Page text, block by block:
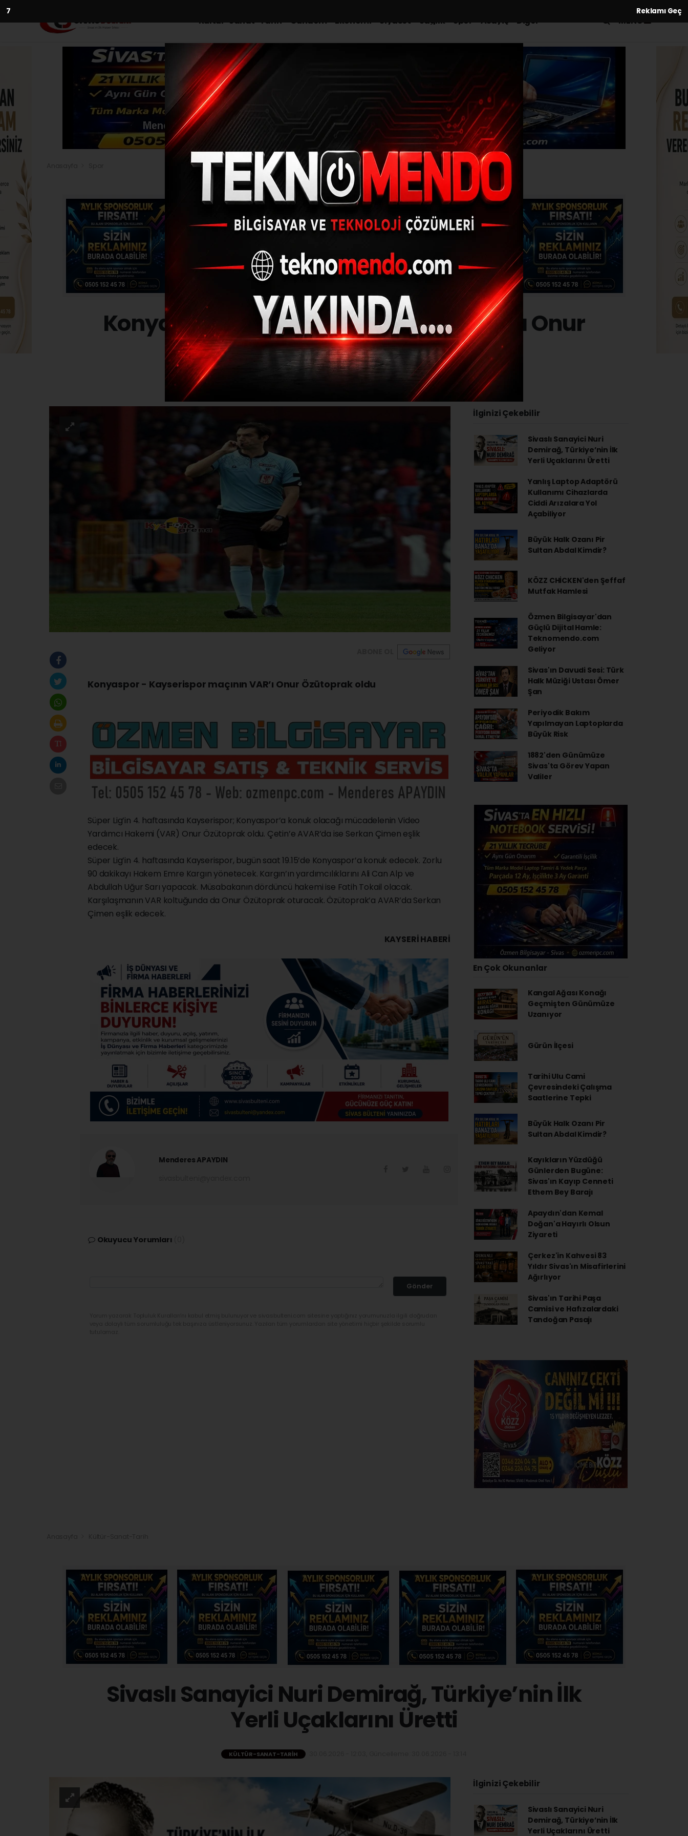
5 Reklamı Geç
Kültür-Sanat-Tarih Gündem Ekonomi Siyaset Sağlık Spor Asayiş Diğer MENÜ
Konyaspor - Kayserispor maçının VAR’ı Onur
Özütoprak oldu
(İHA) - İhlas Haber Ajansı | 31.08.2024 - 14:01, Güncelleme: 31.08.2024 - 13:49
Konyaspor - Kayserispor maçının VAR’ı Onur Özütoprak oldu
Süper Lig’in 4. haftasında Kayserispor; Konyaspor’a konuk olacağı mücadelenin Video
Yardımcı Hakemi (VAR) Onur Özütoprak oldu. Çetin’e AVAR’da ise Serkan Çimen eşlik
edecek.
Süper Lig’in 4. haftasında Kayserispor, bugün saat 19.15’de Konyaspor’a konuk edecek. Zorlu
90 dakikayı Hakem Emre Kargın yönetecek. Kargın’ın yardımcılıklarını Ali Can Alp ve
Abdullah Uğur Sarı yapacak. Müsabakanın dördüncü hakemi ise Fatih Tokail olacak.
Karşılaşmanın VAR koltuğunda da Onur Özütoprak oturacak. Özütoprak’a AVAR’da Serkan
Çimen eşlik edecek.
KAYSERI HABERİ
Menderes APAYDIN
Okuyucu Yorumları
Gönder
İlginizi Çekebilir
Sivaslı Sanayici Nuri
Demirağ, Türkiye’nin İlk
Yerli Uçaklarını Üretti
Yanlış Laptop Adaptörü
Kullanımı Cihazlarda
Ciddi Arızalara Yol
Açabiliyor
Büyük Halk Ozanı Pir
Sultan Abdal Kimdir?
KÖZZ CHİCKEN'den Şeffaf
Mutfak Hamlesi
Özmen Bilgisayar'dan
Güçlü Dijital Hamle:
Teknomendo.com
Geliyor
Sivas'ın Davudi Sesi: Türk
Halk Müziği Ustası Ömer
Şan
Periyodik Bakım
Yapılmayan Laptoplarda
Büyük Risk
1882'den Günümüze
Sivas'ta Görev Yapan
Valiler
En Çok Okunanlar
Kangal Ağası Konağı
Geçmişten Günümüze
Uzanıyor
Gürün İlçesi
Tarihi Ulu Cami
Çevresindeki Çalışma
Saatlerine Tepki
Büyük Halk Ozanı Pir
Sultan Abdal Kimdir?
Kayıkların Yüzdüğü
Günlerden Bugüne:
Sivas'ın Kayıp Cenneti
Ethem Bey Barajı
Apaydın'dan Kemal
Doğan'a Hayırlı Olsun
Ziyareti
Çerkez'in Kahvesi 83
Yıldır Sivas'ın Misafirlerini
Ağırlıyor
Sivas'ın Tarihi Paşa
Camisi ve Hafızalardaki
Tandoğan Pasajı
Sivaslı Sanayici Nuri Demirağ, Türkiye’nin İlk
Yerli Uçaklarını Üretti
KÜLTÜR-SANAT-TARIH
İlginizi Çekebilir
Sivaslı Sanayici Nuri
Demirağ, Türkiye’nin İlk
Yerli Uçaklarını Üretti